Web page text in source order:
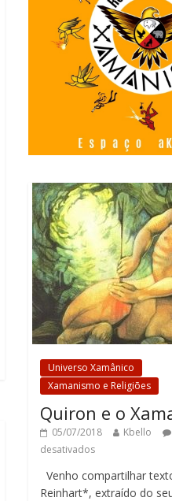
Universo Xamânico
Xamanismo e Religiões
Quiron e o
05/07/2018 Kbello
desativados
Venho compartilhar
Reinhart*, extraído do